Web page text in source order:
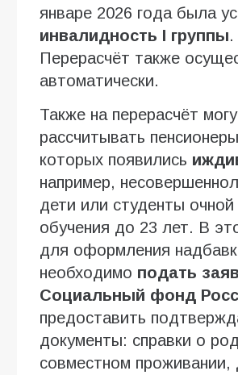
январе 2026 года была
инвалидность I группы.
Перерасчёт также
автоматически.
Также на перерасчёт
рассчитывать
которых появились
например,
дети или студенты
обучения до 23 лет. В
для оформления
необходимо подать
Социальный фонд
предоставить
документы: справки о
совместном проживании,